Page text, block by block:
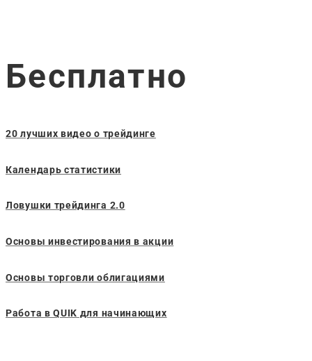
Бесплатно
20 лучших видео о трейдинге
Календарь статистики
Ловушки трейдинга 2.0
Основы инвестирования в акции
Основы торговли облигациями
Работа в QUIK для начинающих